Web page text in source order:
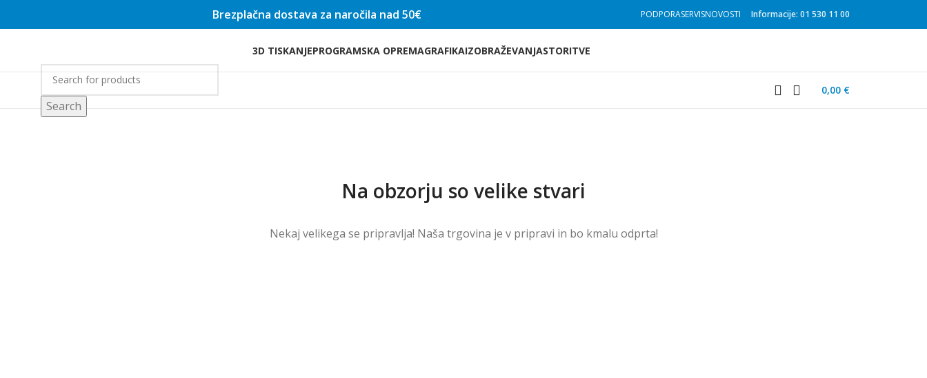
Brezplačna dostava za naročila nad 50€ PODPORASERVISNOVOSTI Informacije: 01 530 11 00
3D TISKANJEPROGRAMSKA OPREMAGRAFIKAIZOBRAŽEVANJASTORITVE
Search
0,00 €
Na obzorju so velike stvari
Nekaj ​​velikega se pripravlja! Naša trgovina je v pripravi in ​​bo kmalu odprta!